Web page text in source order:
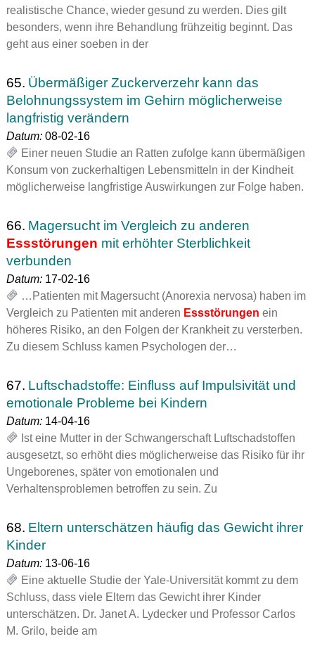
realistische Chance, wieder gesund zu werden. Dies gilt
besonders, wenn ihre Behandlung frühzeitig beginnt. Das
geht aus einer soeben in der
65. Übermäßiger Zuckerverzehr kann das
Belohnungssystem im Gehirn möglicherweise
langfristig verändern
Datum:08-02-16
Einer neuen Studie an Ratten zufolge kann übermäßigen
Konsum von zuckerhaltigen Lebensmitteln in der Kindheit
möglicherweise langfristige Auswirkungen zur Folge haben.
66. Magersucht im Vergleich zu anderen
Essstörungen mit erhöhter Sterblichkeit
verbunden
Datum:17-02-16
…Patienten mit Magersucht (Anorexia nervosa) haben im
Vergleich zu Patienten mit anderen Essstörungen ein
höheres Risiko, an den Folgen der Krankheit zu versterben.
Zu diesem Schluss kamen Psychologen der…
67. Luftschadstoffe: Einfluss auf Impulsivität und
emotionale Probleme bei Kindern
Datum:14-04-16
Ist eine Mutter in der Schwangerschaft Luftschadstoffen
ausgesetzt, so erhöht dies möglicherweise das Risiko für ihr
Ungeborenes, später von emotionalen und
Verhaltensproblemen betroffen zu sein. Zu
68. Eltern unterschätzen häufig das Gewicht ihrer
Kinder
Datum:13-06-16
Eine aktuelle Studie der Yale-Universität kommt zu dem
Schluss, dass viele Eltern das Gewicht ihrer Kinder
unterschätzen. Dr. Janet A. Lydecker und Professor Carlos
M. Grilo, beide am